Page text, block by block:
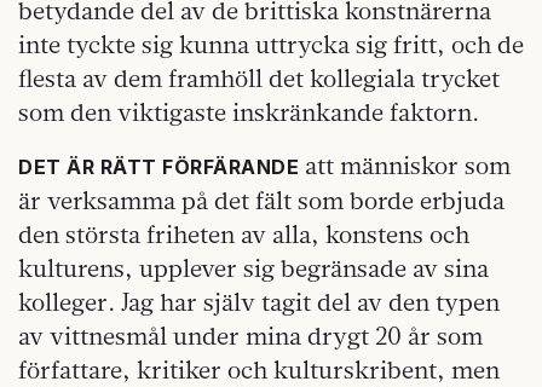
betydande del av de brittiska konstnärerna
inte tyckte sig kunna uttrycka sig fritt, och de
flesta av dem framhöll det kollegiala trycket
som den viktigaste inskränkande faktorn.
DET ÄR RÄTT FÖRFÄRANDE att människor som
är verksamma på det fält som borde erbjuda
den största friheten av alla, konstens och
kulturens, upplever sig begränsade av sina
kolleger. Jag har själv tagit del av den typen
av vittnesmål under mina drygt 20 år som
författare, kritiker och kulturskribent, men